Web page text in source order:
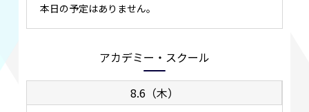
本日の予定はありません。
アカデミー・スクール
8.6（木）